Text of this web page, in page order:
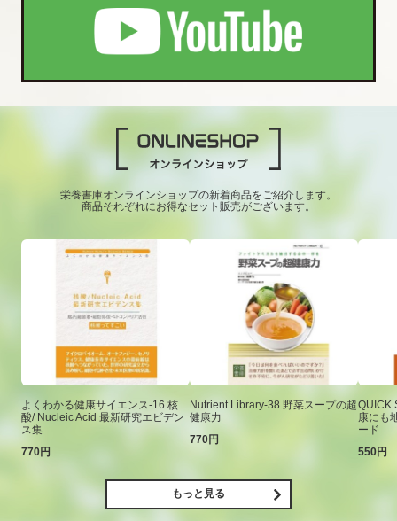
栄養書庫オンラインショップの新着商品をご紹介します。
商品それぞれにお得なセット販売がございます。
よくわかる健康サイエンス-16 核
酸/ Nucleic Acid 最新研究エビデン
ス集
770円
Nutrient Library-38 野菜スープの超
健康力
770円
QUICK
康にも
ード
550円
もっと見る